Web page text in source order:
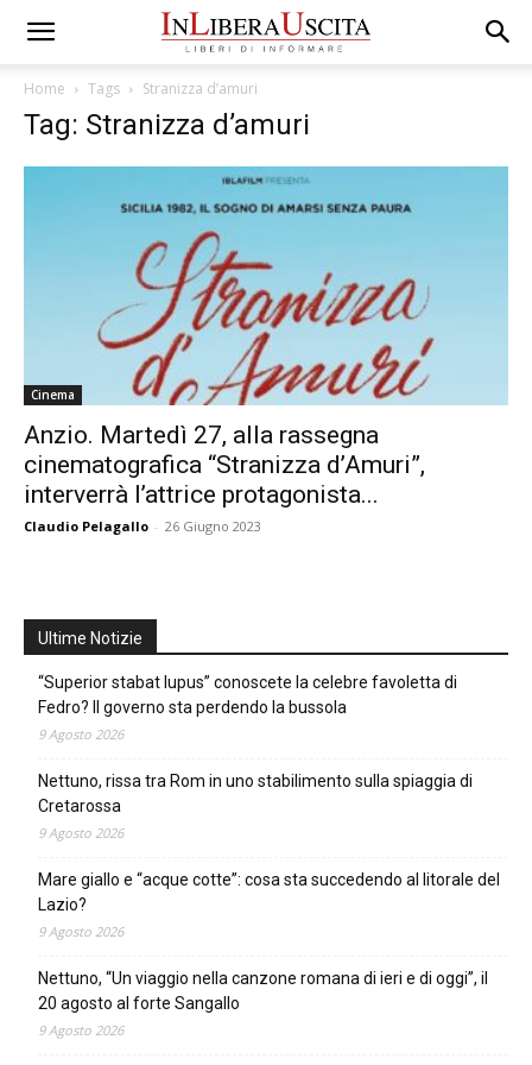
Home Tags Stranizza d’amuri
Tag: Stranizza d’amuri
Cinema
Anzio. Martedì 27, alla rassegna
cinematografica “Stranizza d’Amuri”,
interverrà l’attrice protagonista...
Claudio Pelagallo - 26 Giugno 2023
Ultime Notizie
“Superior stabat lupus” conoscete la celebre favoletta di
Fedro? Il governo sta perdendo la bussola
9 Agosto 2026
Nettuno, rissa tra Rom in uno stabilimento sulla spiaggia di
Cretarossa
9 Agosto 2026
Mare giallo e “acque cotte”: cosa sta succedendo al litorale del
Lazio?
9 Agosto 2026
Nettuno, “Un viaggio nella canzone romana di ieri e di oggi”, il
20 agosto al forte Sangallo
9 Agosto 2026